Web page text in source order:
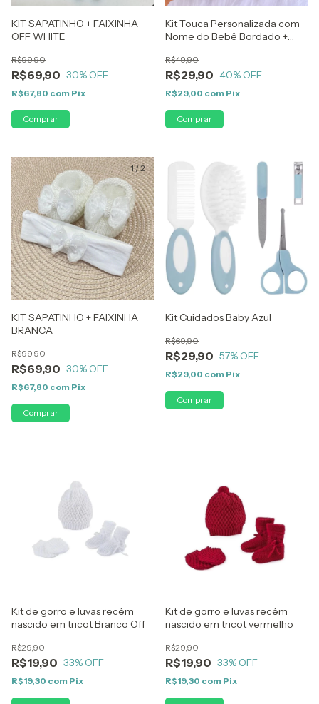
KIT SAPATINHO + FAIXINHA
OFF WHITE
R$69,90
R$99,90
30% OFF
R$67,80 com Pix
Kit Touca Personalizada com
Nome do Bebê Bordado +
Menino
R$29,90
R$49,90
40% OFF
R$29,00 com Pix
Comprar
1/2
KIT SAPATINHO + FAIXINHA
BRANCA
R$69,90
R$99,90
30% OFF
R$67,80 com Pix
Kit Cuidados Baby Azul
R$29,90
R$69,90
57% OFF
R$29,00 com Pix
Kit de gorro e luvas recém
nascido em tricot Branco Off
R$19,90
R$29,90
33% OFF
R$19,30 com Pix
Kit de gorro e luvas recém
nascido em tricot vermelho
R$19,90
R$29,90
33% OFF
R$19,30 com Pix